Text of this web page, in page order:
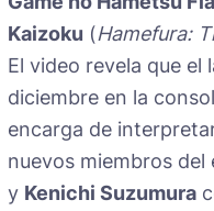
Kaizoku (Hamefura:
El video revela que
diciembre en la
encarga de
nuevos miembros del
y Kenichi Suzumura